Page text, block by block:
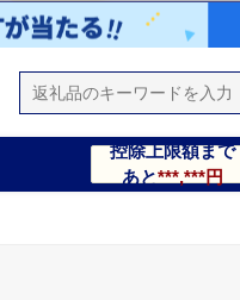
控除上限額まで
あと***,***円